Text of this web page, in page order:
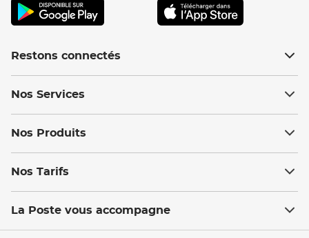
Restons connectés
Nos Services
Nos Produits
Nos Tarifs
La Poste vous accompagne